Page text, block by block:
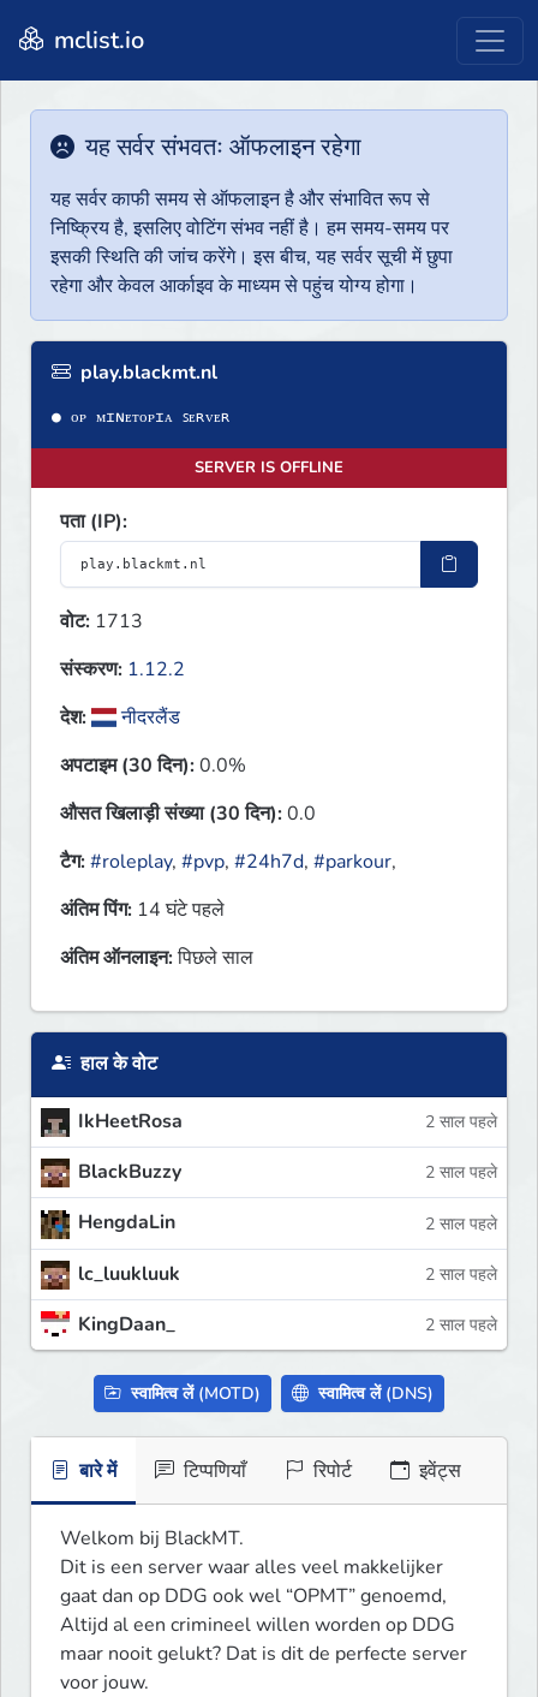
mclist.io
यह सर्वर संभवतः ऑफलाइन रहेगा
यह सर्वर काफी समय से ऑफलाइन है और संभावित रूप से
निष्क्रिय है, इसलिए वोटिंग संभव नहीं है। हम समय-समय पर
इसकी स्थिति की जांच करेंगे। इस बीच, यह सर्वर सूची में छुपा
रहेगा और केवल आर्काइव के माध्यम से पहुंच योग्य होगा।
play.blackmt.nl
SERVER IS OFFLINE
पता (IP):
वोट: 1713
संस्करण: 1.12.2
देश:
नीदरलैंड
अपटाइम (30 दिन):0.0%
औसत खिलाड़ी संख्या (30 दिन):0.0
टैग:#roleplay, #pvp, #24h7d, #parkour,
अंतिम पिंग: 14 घंटे पहले
अंतिम ऑनलाइन:पिछले साल
हाल के वोट
IkHeetRosa 2 साल पहले
BlackBuzzy 2 साल पहले
HengdaLin 2 साल पहले
lc_luukluuk 2 साल पहले
KingDaan_ 2 साल पहले
स्वामित्व लें (MOTD) स्वामित्व लें (DNS)
बारे में टिप्पणियाँ रिपोर्ट इवेंट्स
Welkom bij BlackMT.
Dit is een server waar alles veel makkelijker
gaat dan op DDG ook wel “OPMT” genoemd,
Altijd al een crimineel willen worden op DDG
maar nooit gelukt? Dat is dit de perfecte server
voor jouw.